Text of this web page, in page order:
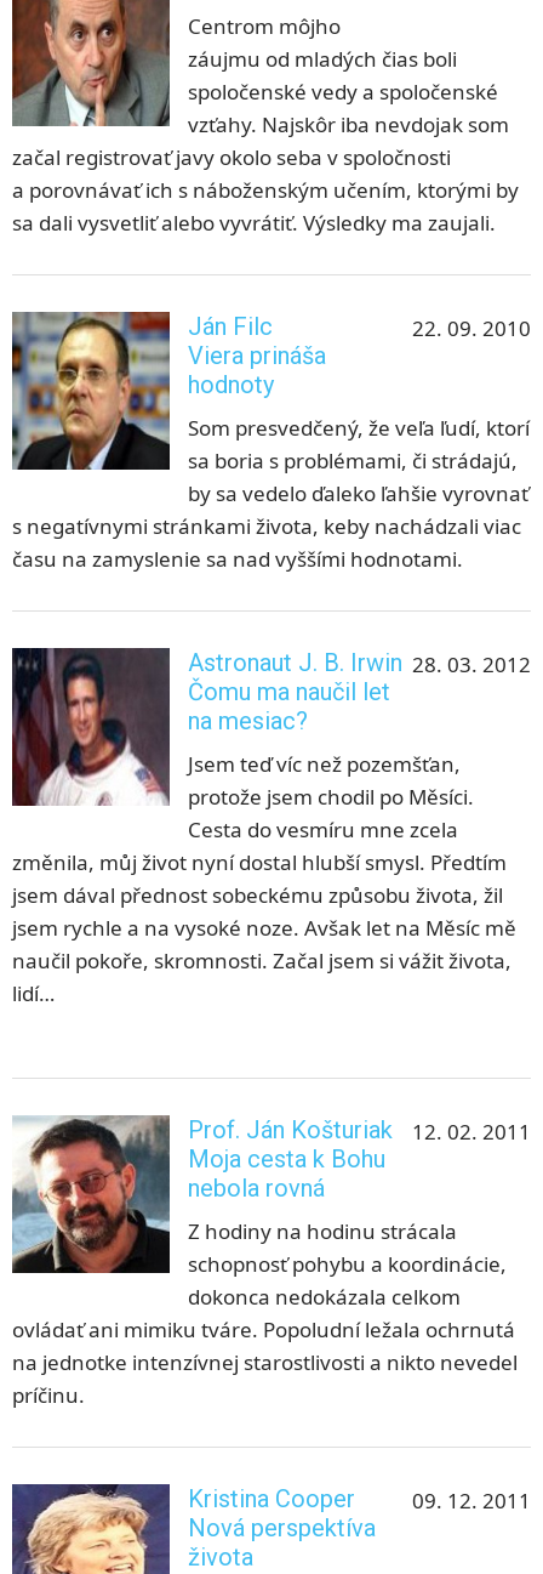
Centrom môjho
záujmu od mladých čias boli
spoločenské vedy a spoločenské
vzťahy. Najskôr iba nevdojak som
začal registrovať javy okolo seba v spoločnosti
a porovnávať ich s náboženským učením, ktorými by
sa dali vysvetliť alebo vyvrátiť. Výsledky ma zaujali.
22. 09. 2010
Ján Filc
Viera prináša
hodnoty
Som presvedčený, že veľa ľudí, ktorí
sa boria s problémami, či strádajú,
by sa vedelo ďaleko ľahšie vyrovnať
s negatívnymi stránkami života, keby nachádzali viac
času na zamyslenie sa nad vyššími hodnotami.
28. 03. 2012
Astronaut J. B. Irwin
Čomu ma naučil let
na mesiac?
Jsem teď víc než pozemšťan,
protože jsem chodil po Měsíci.
Cesta do vesmíru mne zcela
změnila, můj život nyní dostal hlubší smysl. Předtím
jsem dával přednost sobeckému způsobu života, žil
jsem rychle a na vysoké noze. Avšak let na Měsíc mě
naučil pokoře, skromnosti. Začal jsem si vážit života,
lidí…
12. 02. 2011
Prof. Ján Košturiak
Moja cesta k Bohu
nebola rovná
Z hodiny na hodinu strácala
schopnosť pohybu a koordinácie,
dokonca nedokázala celkom
ovládať ani mimiku tváre. Popoludní ležala ochrnutá
na jednotke intenzívnej starostlivosti a nikto nevedel
príčinu.
09. 12. 2011
Kristina Cooper
Nová perspektíva
života